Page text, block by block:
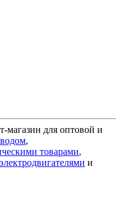
магазин для оптовой и
,
товарами,
электродвигателями и